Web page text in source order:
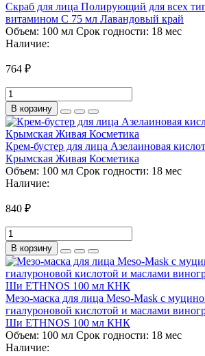
Скраб для лица Полирующий для всех
витамином С 75 мл Лавандовый край
Объем: 100 мл Срок годности: 18 мес
Наличие:
764 ₽
В корзину
Крем-бустер для лица Азелаиновая
Крымская Живая Косметика
Объем: 100 мл Срок годности: 18 мес
Наличие:
840 ₽
В корзину
Мезо-маска для лица Meso-Mask с
гиалуроновой кислотой и маслами
Ши ETHNOS 100 мл КНК
Объем: 100 мл Срок годности: 18 мес
Наличие: